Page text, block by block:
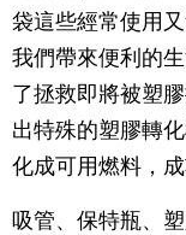
袋這些經常使用
我們帶來便利的
了拯救即將被塑
出特殊的塑膠轉
化成可用燃料，
吸管、保特瓶、